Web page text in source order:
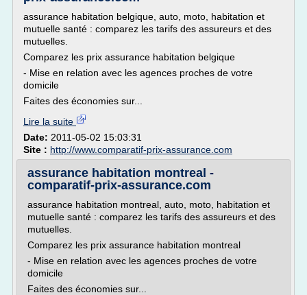
assurance habitation belgique, auto, moto, habitation et
mutuelle santé : comparez les tarifs des assureurs et des
mutuelles.
Comparez les prix assurance habitation belgique
- Mise en relation avec les agences proches de votre
domicile
Faites des économies sur...
Lire la suite
Date: 2011-05-02 15:03:31
Site : http://www.comparatif-prix-assurance.com
assurance habitation montreal -
comparatif-prix-assurance.com
assurance habitation montreal, auto, moto, habitation et
mutuelle santé : comparez les tarifs des assureurs et des
mutuelles.
Comparez les prix assurance habitation montreal
- Mise en relation avec les agences proches de votre
domicile
Faites des économies sur...